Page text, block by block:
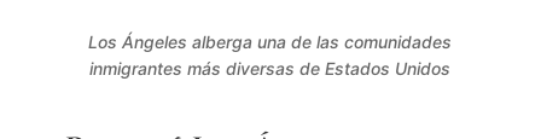
Los Ángeles alberga una de las comunidades
inmigrantes más diversas de Estados Unidos